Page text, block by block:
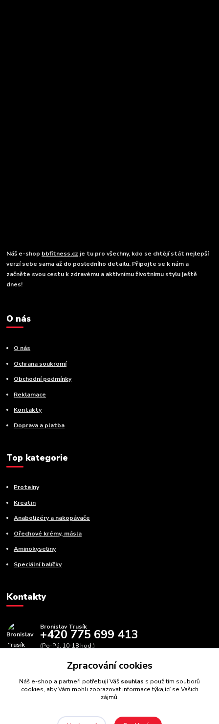
Náš e-shop bbfitness.cz je tu pro všechny, kdo se chtějí stát nejlepší
verzí sebe sama až do posledního detailu. Připojte se k nám a
začněte svou cestu k zdravému a aktivnímu životnímu stylu ještě
dnes!
O nás
O nás
Ochrana soukromí
Obchodní podmínky
Reklamace
Kontakty
Doprava a platba
Top kategorie
Proteiny
Kreatin
Anabolizéry a nakopávače
Ořechové krémy, másla
Aminokyseliny
Speciální balíčky
Kontakty
Bronislav Trusík
+420 775 699 413
(Po-Pá, 10-18 hod.)
info@bbfitness.czZpracování cookies
Náš e-shop a partneři potřebují Váš souhlas s použitím souborů
cookies, aby Vám mohli zobrazovat informace týkající se Vašich
zájmů.